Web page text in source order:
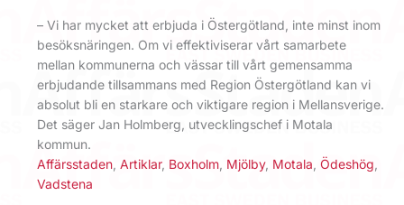
– Vi har mycket att erbjuda i Östergötland, inte minst inom
besöksnäringen. Om vi effektiviserar vårt samarbete
mellan kommunerna och vässar till vårt gemensamma
erbjudande tillsammans med Region Östergötland kan vi
absolut bli en starkare och viktigare region i Mellansverige.
Det säger Jan Holmberg, utvecklingschef i Motala
kommun.
Affärsstaden Artiklar, Boxholm Mjölby, Motala Ödeshög
Vadstena